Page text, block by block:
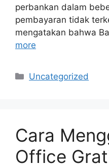
perbankan dalam
pembayaran tidak
mengatakan bahwa
more
Categories
Uncategorized
Cara
Office